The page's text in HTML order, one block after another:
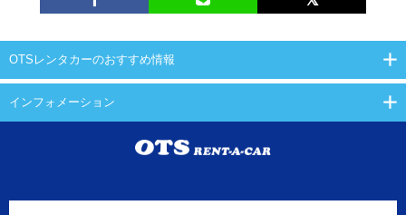
OTSレンタカーのおすすめ情報
インフォメーション